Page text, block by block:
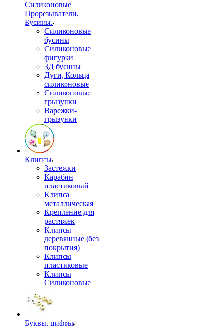
Силиконовые
Прорезыватели,
Бусины.
Силиконовые
бусины
Силиконовые
фигурки
3Д бусины
Дуги, Кольца
силиконовые
Силиконовые
грызунки
Варежки-
грызунки
Клипсы
Застежки
Карабин
пластиковый
Клипса
металлическая
Крепление для
растяжек
Клипсы
деревянные (без
покрытия)
Клипсы
пластиковые
Клипсы
Силиконовые
Буквы, цифры